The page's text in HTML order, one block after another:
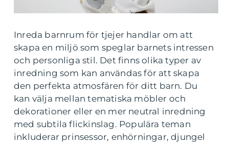
Inreda barnrum för tjejer handlar om att
skapa en miljö som speglar barnets intressen
och personliga stil. Det finns olika typer av
inredning som kan användas för att skapa
den perfekta atmosfären för ditt barn. Du
kan välja mellan tematiska möbler och
dekorationer eller en mer neutral inredning
med subtila flickinslag. Populära teman
inkluderar prinsessor, enhörningar, djungel